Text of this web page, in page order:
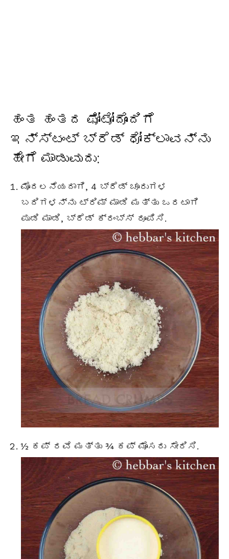
ಹಂತ ಹಂತದ ಫೋಟೋದೊಂದಿಗೆ
ಇನ್ಸ್ಟಂಟ್ ಬ್ರೆಡ್ ಧೋಕ್ಲಾವನ್ನು
ಹೇಗೆ ಮಾಡುವುದು:
ಮೊದಲನೆಯದಾಗಿ, 4 ಬ್ರೆಡ್ ಚೂರುಗಳ
ಬದಿಗಳನ್ನು ಟ್ರಿಮ್ ಮಾಡಿ ಮತ್ತು ಒರಟಾಗಿ
ಪುಡಿ ಮಾಡಿ, ಬ್ರೆಡ್ ಕ್ರಂಬ್ಸ್ ರೂಪಿಸಿ.
½ ಕಪ್ ರವೆ ಮತ್ತು ¾ ಕಪ್ ಮೊಸರು ಸೇರಿಸಿ.